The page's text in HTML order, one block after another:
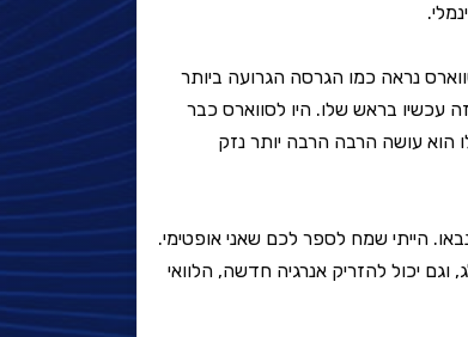
נראה כמו הגרסה הגרועה ביותר
עכשיו בראש שלו. היו לסווארס כבר
הוא עושה הרבה הרבה יותר נזק
הייתי שמח לספר לכם שאני אופטימי.
יכול להזריק אנרגיה חדשה, הלוואי